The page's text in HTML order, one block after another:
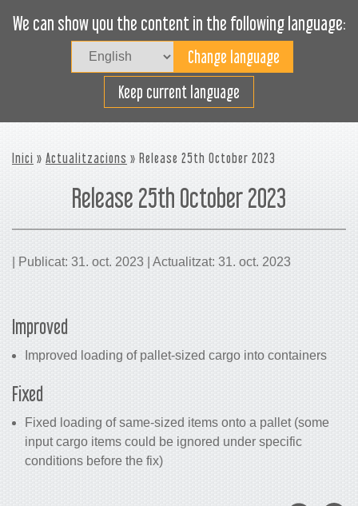
We can show you the content in the following language:
Keep current language
Carregueu eficaçment
Inici » Actualitzacions » Release 25th October 2023
Release 25th October 2023
| Publicat: 31. oct. 2023 | Actualitzat: 31. oct. 2023
Improved
Improved loading of pallet-sized cargo into containers
Fixed
Fixed loading of same-sized items onto a pallet (some
input cargo items could be ignored under specific
conditions before the fix)